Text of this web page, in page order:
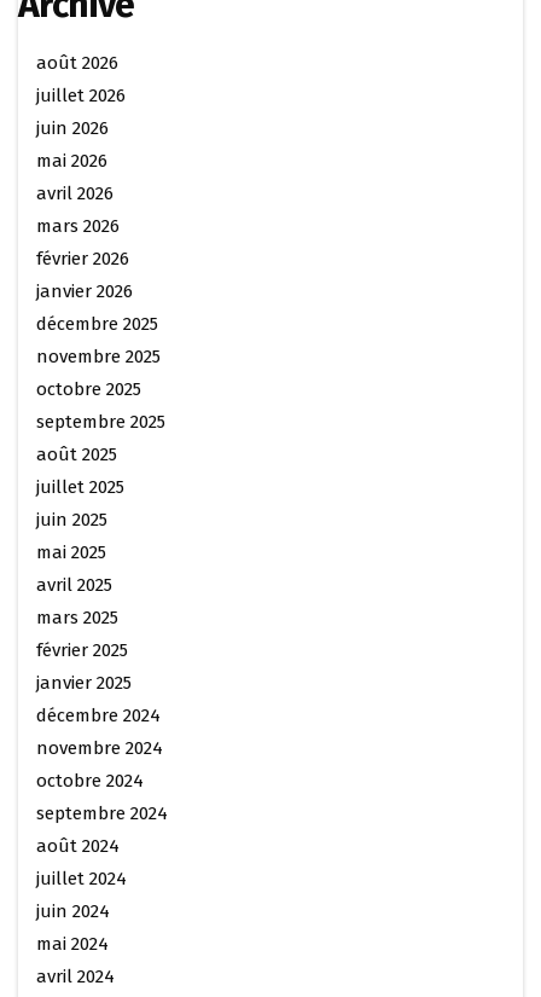
août 2026
juillet 2026
juin 2026
mai 2026
avril 2026
mars 2026
février 2026
janvier 2026
décembre 2025
novembre 2025
octobre 2025
septembre 2025
août 2025
juillet 2025
juin 2025
mai 2025
avril 2025
mars 2025
février 2025
janvier 2025
décembre 2024
novembre 2024
octobre 2024
septembre 2024
août 2024
juillet 2024
juin 2024
mai 2024
avril 2024